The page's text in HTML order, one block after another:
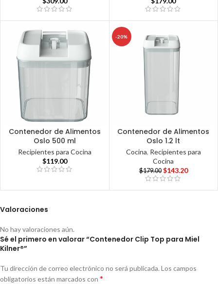
Contenedor de Alimentos
Oslo 500 ml
Recipientes para Cocina
$119.00
-20%
Contenedor de Alimentos
Oslo 1.2 lt
Cocina, Recipientes para
Cocina
$179.00 $143.20
Valoraciones
No hay valoraciones aún.
Sé el primero en valorar “Contenedor Clip Top para Miel
Kilner®”
Tu dirección de correo electrónico no será publicada. Los campos
obligatorios están marcados con *